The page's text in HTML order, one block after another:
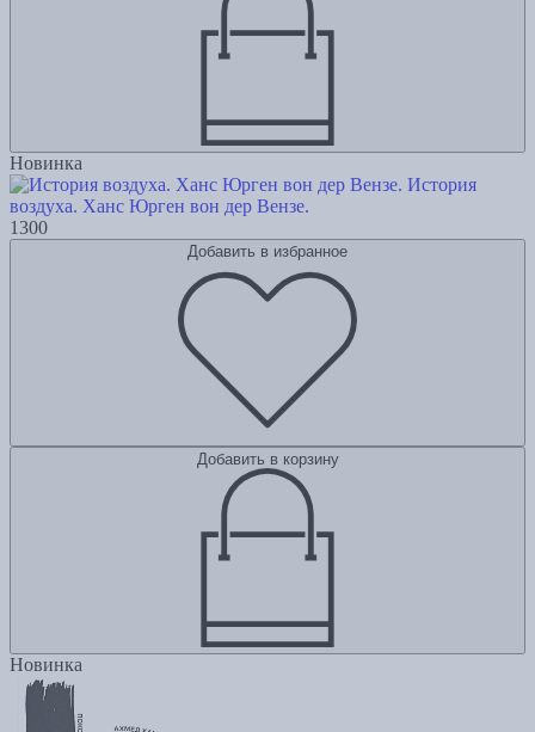
Новинка
История
воздуха. Ханс Юрген вон дер Вензе.
1300
Добавить в избранное
Добавить в корзину
Новинка